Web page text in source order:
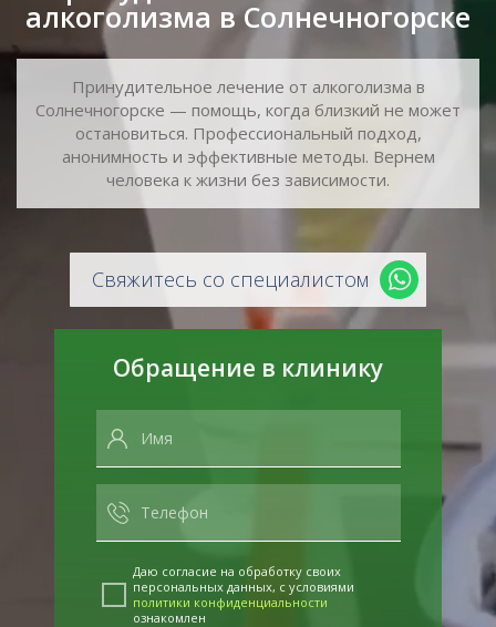
алкоголизма в Солнечногорске
Принудительное лечение от алкоголизма в
Солнечногорске — помощь, когда близкий не может
остановиться. Профессиональный подход,
анонимность и эффективные методы. Вернем
человека к жизни без зависимости.
Свяжитесь со специалистом
Обращение в клинику
Даю согласие на обработку своих
персональных данных, с условиями
политики конфиденциальности
ознакомлен